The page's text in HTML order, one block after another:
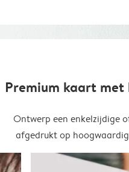
Premium kaart
Ontwerp een enkelzijdige
afgedrukt op